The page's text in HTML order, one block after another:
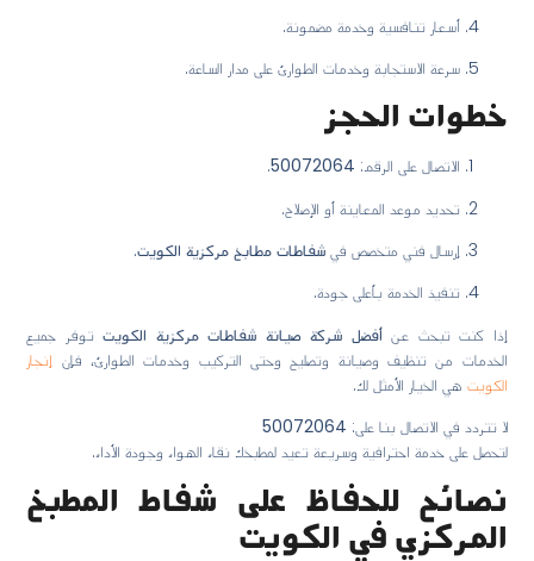
أسعار تنافسية وخدمة مضمونة.
سرعة الاستجابة وخدمات الطوارئ على مدار الساعة.
خطوات الحجز
الاتصال على الرقم:50072064
.
تحديد موعد المعاينة أو الإصلاح.
إرسال فني متخصص فيشفاطات مطابخ مركزية الكويت.
تنفيذ الخدمة بأعلى جودة.
إذا كنت تبحث عنأفضل شركة صيانة شفاطات مركزية الكويتتوفر جميع
الخدمات من تنظيف وصيانة وتصليح وحتى التركيب وخدمات الطوارئ، فإنإنجاز
الكويتهي الخيار الأمثل لك.
لا تتردد في الاتصال بنا على:50072064
لتحصل على خدمة احترافية وسريعة تعيد لمطبخك نقاء الهواء وجودة الأداء.
نصائح للحفاظ على شفاط المطبخ
المركزي في الكويت